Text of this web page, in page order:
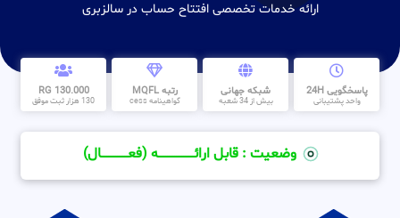
ارائه خدمات تخصصی افتتاح حساب در سالزبری
پاسخگویی 24H
واحد پشتیبانی
شبکه جهانی
بیش از 34 شعبه
رتبه MQFL
گواهینامه cess
130.000 RG
130 هزار ثبت موفق
وضعیت : قابل ارائــــــــــــــــــــه (فعـــــــــــــــال)